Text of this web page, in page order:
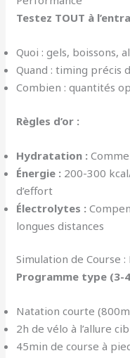
Testez TOUT à
Quoi : gels, boissons,
Quand : timing précis
Combien : quantités
Règles d’or :
Hydratation :
Énergie : 200-300
d’effort
Électrolytes :
longues distances
Simulation de Course
Programme type (3-
Natation courte
2h de vélo à l’allure
45min de course à